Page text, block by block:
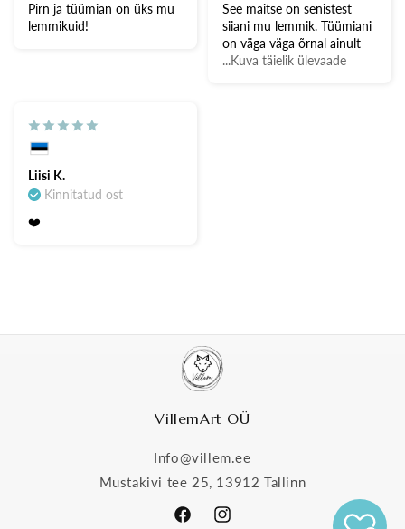
Pirn ja tüümian on üks mu
lemmikuid!
See maitse on senistest
siiani mu lemmik. Tüümiani
on väga väga õrnal ainult
...Kuva täielik ülevaade
Liisi K.
Kinnitatud ost
❤️
VillemArt OÜ
Info@villem.ee
Mustakivi tee 25, 13912 Tallinn
FacebookInstagram